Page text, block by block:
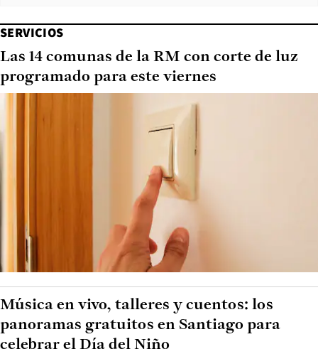
SERVICIOS
Las 14 comunas de la RM con corte de luz
programado para este viernes
Música en vivo, talleres y cuentos: los
panoramas gratuitos en Santiago para
celebrar el Día del Niño